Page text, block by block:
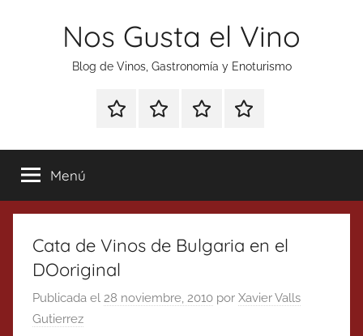
Nos Gusta el Vino
Blog de Vinos, Gastronomía y Enoturismo
Especial
Tonics
Enoturismo
Gastronomía
RankingContacto
Menú
Cata de Vinos de Bulgaria en el
DOoriginal
Publicada el 28 noviembre, 2010 por Xavier Valls
Gutierrez